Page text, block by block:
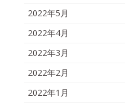
2022年5月
2022年4月
2022年3月
2022年2月
2022年1月